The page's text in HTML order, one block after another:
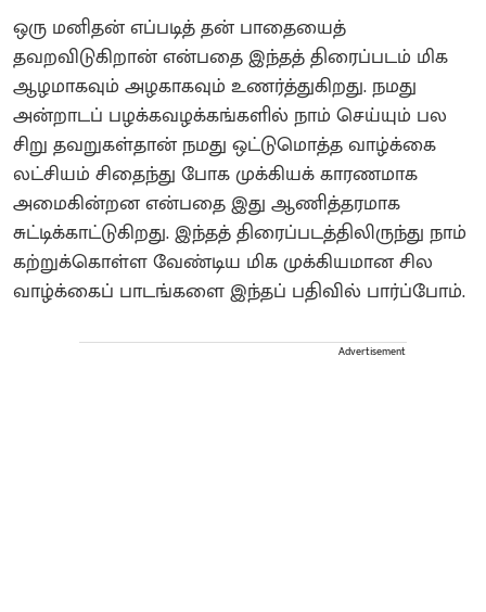
ஒரு மனிதன் எப்படித் தன் பாதையைத்
தவறவிடுகிறான் என்பதை இந்தத் திரைப்படம் மிக
ஆழமாகவும் அழகாகவும் உணர்த்துகிறது. நமது
அன்றாடப் பழக்கவழக்கங்களில் நாம் செய்யும் பல
சிறு தவறுகள்தான் நமது ஒட்டுமொத்த வாழ்க்கை
லட்சியம் சிதைந்து போக முக்கியக் காரணமாக
அமைகின்றன என்பதை இது ஆணித்தரமாக
சுட்டிக்காட்டுகிறது. இந்தத் திரைப்படத்திலிருந்து நாம்
கற்றுக்கொள்ள வேண்டிய மிக முக்கியமான சில
வாழ்க்கைப் பாடங்களை இந்தப் பதிவில் பார்ப்போம்.
Advertisement